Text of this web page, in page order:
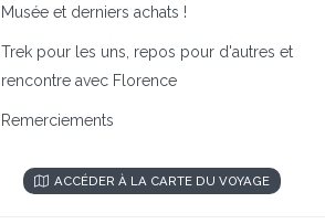
Musée et derniers achats !
Trek pour les uns, repos pour d'autres et
rencontre avec Florence
Remerciements
ACCÉDER À LA CARTE DU VOYAGE